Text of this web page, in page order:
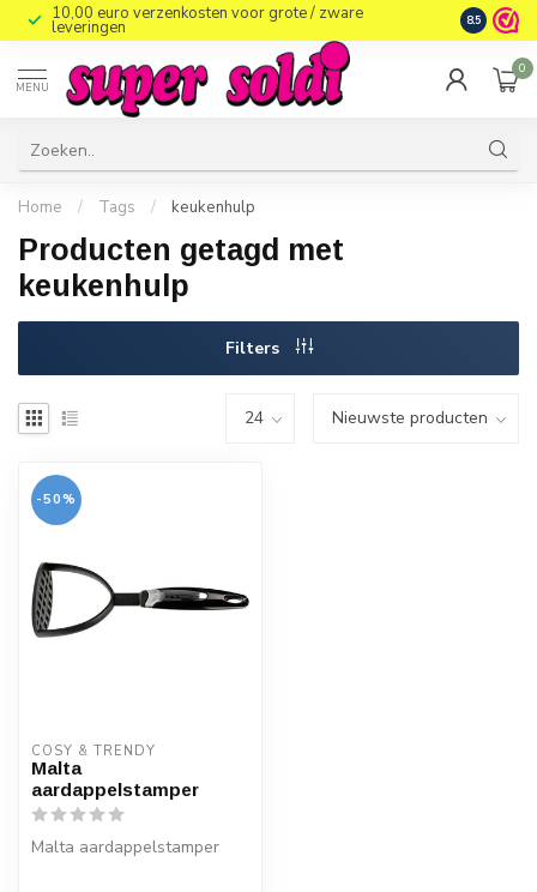
10,00 euro verzenkosten voor grote / zware
leveringen 8.5
MENU
0
Home / Tags / keukenhulp
Producten getagd met
keukenhulp
Filters
-50%
COSY & TRENDY
Malta
aardappelstamper
Malta aardappelstamper